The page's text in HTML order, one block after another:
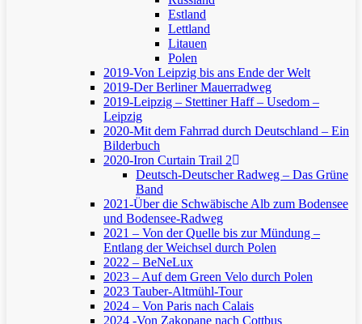
Estland
Lettland
Litauen
Polen
2019-Von Leipzig bis ans Ende der Welt
2019-Der Berliner Mauerradweg
2019-Leipzig – Stettiner Haff – Usedom –
Leipzig
2020-Mit dem Fahrrad durch Deutschland – Ein
Bilderbuch
2020-Iron Curtain Trail 2
Deutsch-Deutscher Radweg – Das Grüne
Band
2021-Über die Schwäbische Alb zum Bodensee
und Bodensee-Radweg
2021 – Von der Quelle bis zur Mündung –
Entlang der Weichsel durch Polen
2022 – BeNeLux
2023 – Auf dem Green Velo durch Polen
2023 Tauber-Altmühl-Tour
2024 – Von Paris nach Calais
2024 -Von Zakopane nach Cottbus